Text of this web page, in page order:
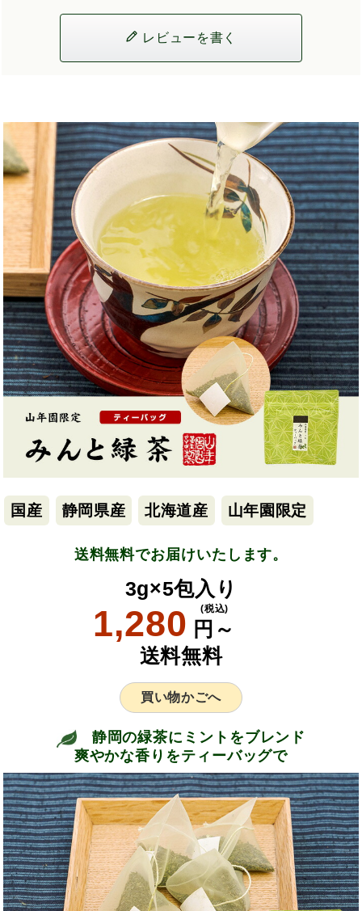
レビューを書く
国産 静岡県産 北海道産 山年園限定
送料無料でお届けいたします。
3g×5包入り
1,280 円～
(税込)
送料無料
買い物かごへ
静岡の緑茶にミントをブレンド
爽やかな香りをティーバッグで